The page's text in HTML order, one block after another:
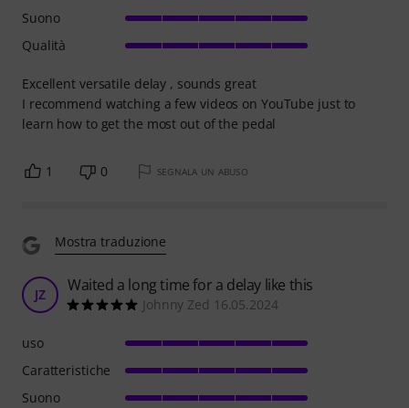
Excellent versatile delay , sounds great
I recommend watching a few videos on YouTube just to
learn how to get the most out of the pedal
Suono
Qualità
1 0 SEGNALA UN ABUSO
Mostra traduzione
JZ Waited a long time for a delay like this
Johnny Zed 16.05.2024
uso
Caratteristiche
Suono